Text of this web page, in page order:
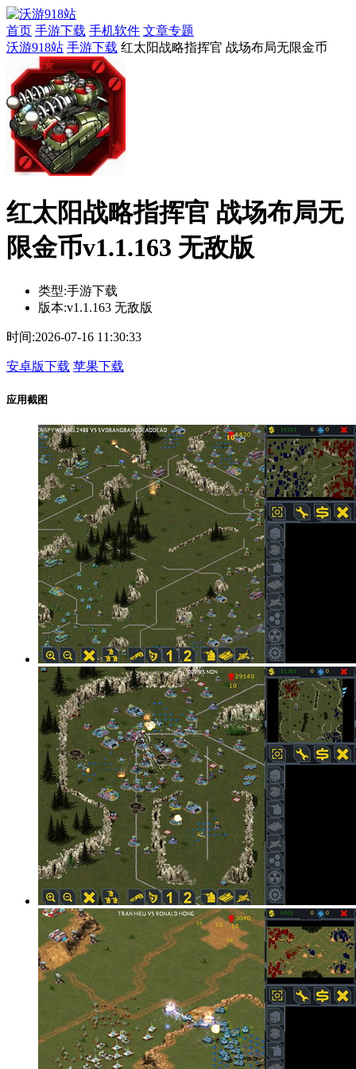
首页 手游下载 手机软件 文章专题
沃游918站 手游下载 红太阳战略指挥官 战场布局无限金币
红太阳战略指挥官 战场布局无
限金币v1.1.163 无敌版
类型:手游下载
版本:v1.1.163 无敌版
时间:2026-07-16 11:30:33
安卓版下载 苹果下载
应用截图